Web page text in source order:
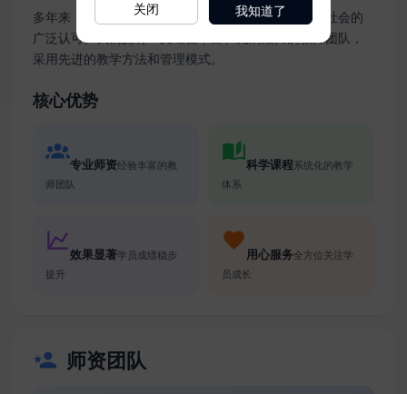
关闭 我知道了